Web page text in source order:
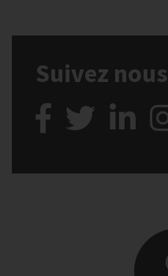
Suivez nous